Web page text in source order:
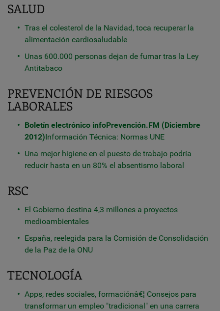
SALUD
Tras el colesterol de la Navidad, toca recuperar la
alimentación cardiosaludable
Unas 600.000 personas dejan de fumar tras la Ley
Antitabaco
PREVENCIÓN DE RIESGOS
LABORALES
Boletín electrónico infoPrevención.FM (Diciembre
2012)Información Técnica: Normas UNE
Una mejor higiene en el puesto de trabajo podría
reducir hasta en un 80% el absentismo laboral
RSC
El Gobierno destina 4,3 millones a proyectos
medioambientales
España, reelegida para la Comisión de Consolidación
de la Paz de la ONU
TECNOLOGÍA
Apps, redes sociales, formaciónâ€¦ Consejos para
transformar un empleo "tradicional" en una carrera